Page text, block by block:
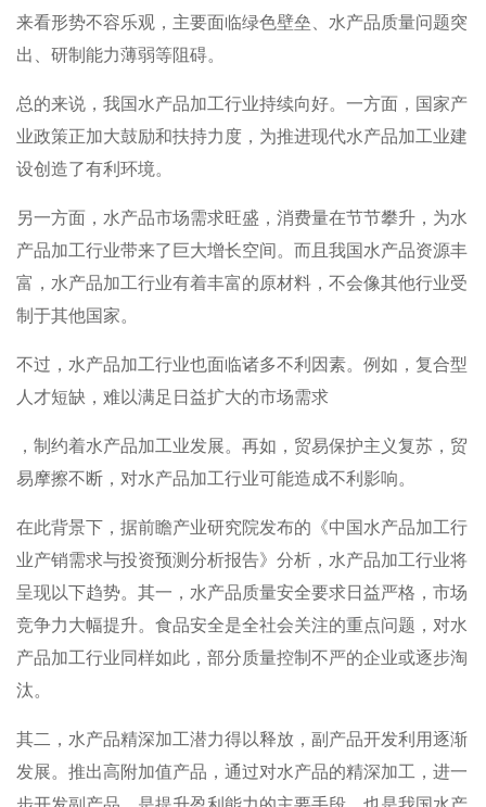
来看形势不容乐观，主要面临绿色壁垒、水产品质量问题突
出、研制能力薄弱等阻碍。
总的来说，我国水产品加工行业持续向好。一方面，国家产
业政策正加大鼓励和扶持力度，为推进现代水产品加工业建
设创造了有利环境。
另一方面，水产品市场需求旺盛，消费量在节节攀升，为水
产品加工行业带来了巨大增长空间。而且我国水产品资源丰
富，水产品加工行业有着丰富的原材料，不会像其他行业受
制于其他国家。
不过，水产品加工行业也面临诸多不利因素。例如，复合型
人才短缺，难以满足日益扩大的市场需求
，制约着水产品加工业发展。再如，贸易保护主义复苏，贸
易摩擦不断，对水产品加工行业可能造成不利影响。
在此背景下，据前瞻产业研究院发布的《中国水产品加工行
业产销需求与投资预测分析报告》分析，水产品加工行业将
呈现以下趋势。其一，水产品质量安全要求日益严格，市场
竞争力大幅提升。食品安全是全社会关注的重点问题，对水
产品加工行业同样如此，部分质量控制不严的企业或逐步淘
汰。
其二，水产品精深加工潜力得以释放，副产品开发利用逐渐
发展。推出高附加值产品，通过对水产品的精深加工，进一